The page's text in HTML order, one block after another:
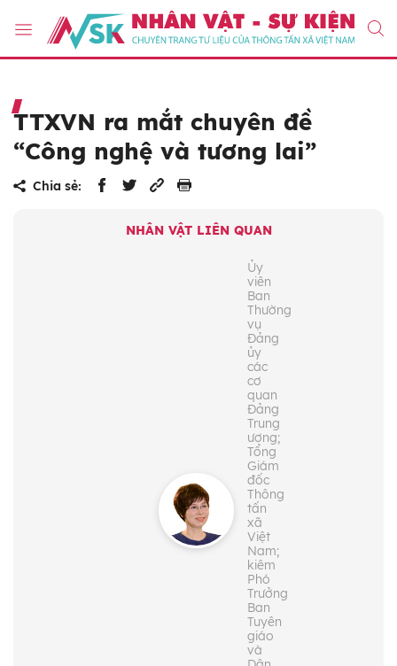
TTXVN ra mắt chuyên đề
“Công nghệ và tương lai”
Chia sẻ:
NHÂN VẬT LIÊN QUAN
Ủy
viên
Ban
Thường
vụ
Đảng
ủy
các
cơ
quan
Đảng
Trung
ương;
Tổng
Giám
đốc
Thông
tấn
xã
Việt
Nam;
kiêm
Phó
Trưởng
Ban
Tuyên
giáo
và